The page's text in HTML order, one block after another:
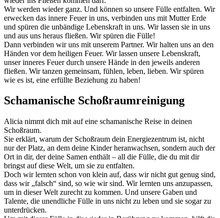
Wir werden wieder ganz. Und können so unsere Fülle entfalten. Wir
erwecken das innere Feuer in uns, verbinden uns mit Mutter Erde
und spüren die unbändige Lebenskraft in uns. Wir lassen sie in uns
und aus uns heraus fließen. Wir spüren die Fülle!
Dann verbinden wir uns mit unserem Partner. Wir halten uns an den
Händen vor dem heiligen Feuer. Wir lassen unsere Lebenskraft,
unser inneres Feuer durch unsere Hände in den jeweils anderen
fließen. Wir tanzen gemeinsam, fühlen, leben, lieben. Wir spüren
wie es ist, eine erfüllte Beziehung zu haben!
Schamanische Schoßraumreinigung
Alicia nimmt dich mit auf eine schamanische Reise in deinen
Schoßraum.
Sie erklärt, warum der Schoßraum dein Energiezentrum ist, nicht
nur der Platz, an dem deine Kinder heranwachsen, sondern auch der
Ort in dir, der deine Samen enthält – all die Fülle, die du mit dir
bringst auf diese Welt, um sie zu entfalten.
Doch wir lernten schon von klein auf, dass wir nicht gut genug sind,
dass wir „falsch“ sind, so wie wir sind. Wir lernten uns anzupassen,
um in dieser Welt zurecht zu kommen. Und unsere Gaben und
Talente, die unendliche Fülle in uns nicht zu leben und sie sogar zu
unterdrücken.